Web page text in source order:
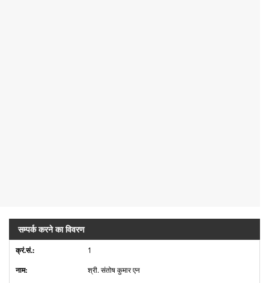
सम्पर्क करने का विवरण
1
श्री. संतोष कुमार एन